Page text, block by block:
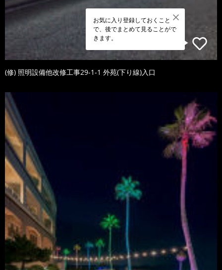
お気に入り登録しておくこと
で、後でまとめて見ることがで
きます。
(修) 照明設備他改修工事29-1-1 外苑(下り線)入口